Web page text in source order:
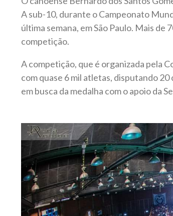
A sub-10, durante o Campeonato
última semana, em São Paulo. Mais
competição.
A competição, que é organizada pela
com quase 6 mil atletas, disputando
em busca da medalha com o apoio da